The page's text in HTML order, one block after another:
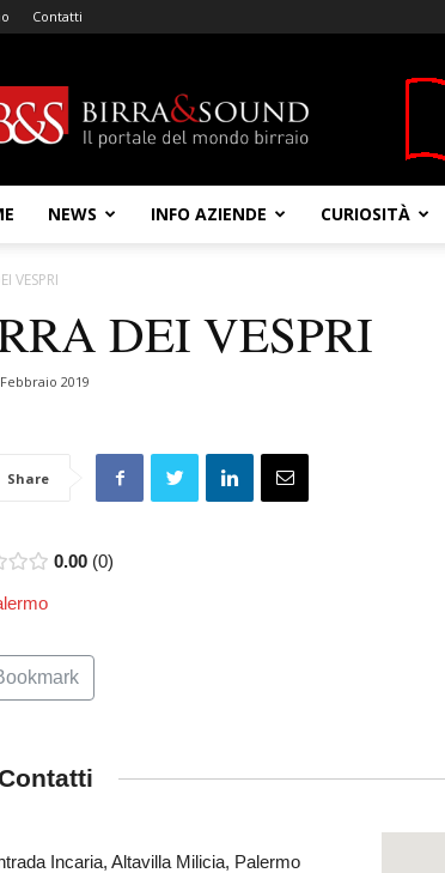
Contatti
&
Sound
NEWS INFO AZIENDE CURIOSITÀ
VESPRI
DEI VESPRI
2019
Share
0.00 0
Incaria, Altavilla Milicia, Palermo